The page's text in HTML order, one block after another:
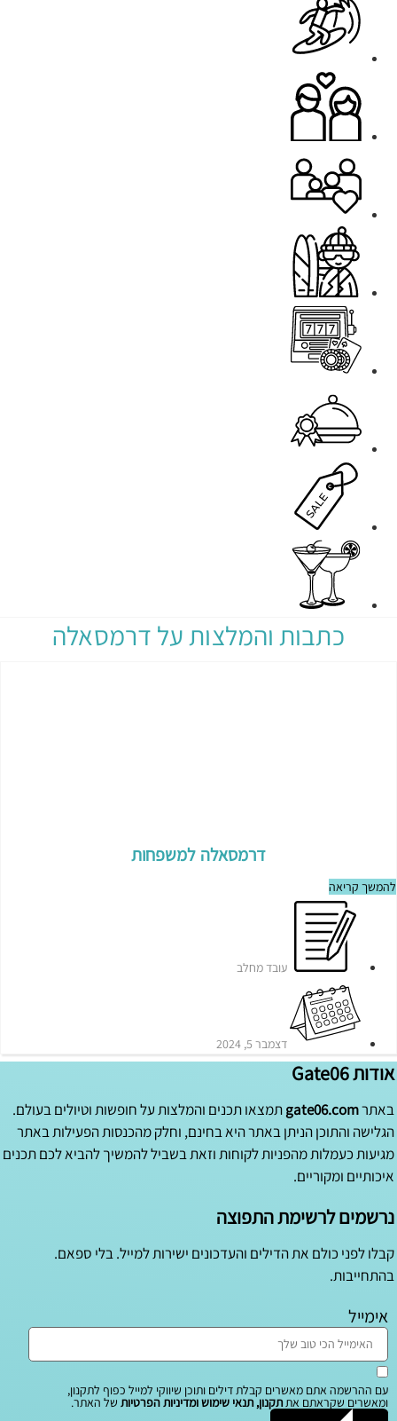
כתבות והמלצות על דרמסאלה
דרמסאלה למשפחות
להמשך קריאה
עובד מחלב
דצמבר 5, 2024
אודות Gate06
באתרgate06.comתמצאו תכנים והמלצות על חופשות וטיולים בעולם.
הגלישה והתוכן הניתן באתר היא בחינם, וחלק מהכנסות הפעילות באתר
מגיעות כעמלות מהפניות לקוחות וזאת בשביל להמשיך להביא לכם תכנים
איכותיים ומקוריים.
נרשמים לרשימת התפוצה
קבלו לפני כולם את הדילים והעדכונים ישירות למייל. בלי ספאם.
בהתחייבות.
אימייל
עם ההרשמה אתם מאשרים קבלת דילים ותוכן שיווקי למייל כפוף לתקנון,
ומאשרים שקראתם אתתקנון, תנאי שימוש ומדיניות הפרטיות של האתר.